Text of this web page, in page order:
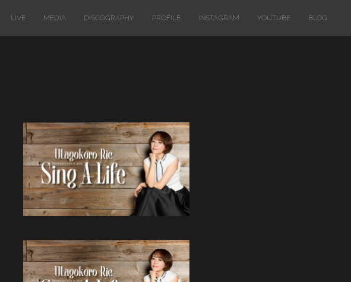
LIVE MEDIA DISCOGRAPHY PROFILE INSTAGRAM YOUTUBE BLOG